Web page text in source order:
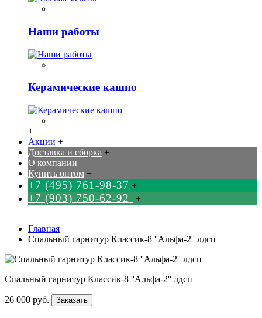
Наши работы
Керамические кашпо
+
Акции +
Доставка и сборка +
О компании +
Купить оптом +
+7 (495) 761-98-37 +
+7 (903) 750-62-92 +
Главная
Спальный гарнитур Классик-8 ''Альфа-2'' лдсп
Спальный гарнитур Классик-8 ''Альфа-2'' лдсп
26 000 руб. Заказать